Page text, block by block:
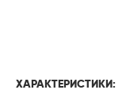
ХАРАКТЕРИСТИКИ: